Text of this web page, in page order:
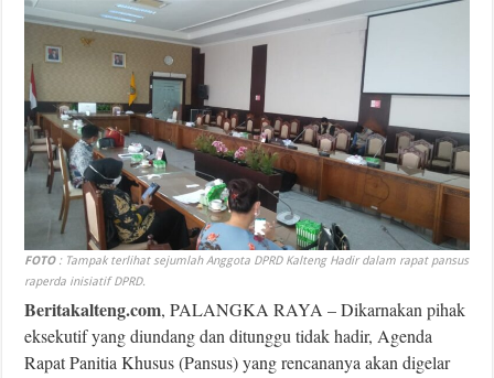
FOTO: Tampak terlihat sejumlah Anggota DPRD Kalteng Hadir dalam rapat pansus
raperda inisiatif DPRD.
Beritakalteng.com, PALANGKA RAYA – Dikarnakan pihak
eksekutif yang diundang dan ditunggu tidak hadir, Agenda
Rapat Panitia Khusus (Pansus) yang rencananya akan digelar